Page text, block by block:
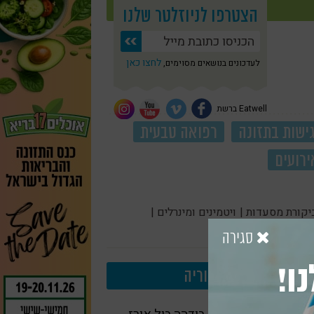
הצטרפו לניוזלטר שלנו
לעדכונים בנושאים מסוימים, לחצו כאן
Eatwell ברשת
גישות בתזונה
רפואה טבעית
מסעדות | ויטמינים ומינרלים |
עוד בקטגוריה
סגירה